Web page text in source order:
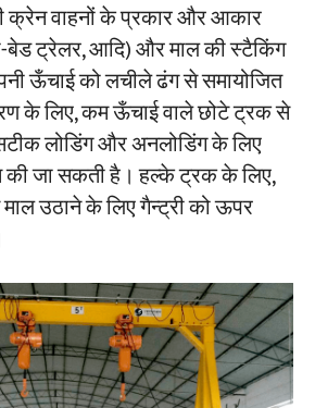
क्रेन वाहनों के प्रकार और आकार
ट्रेलर, आदि) और माल की स्टैकिंग
ऊँचाई को लचीले ढंग से समायोजित
के लिए, कम ऊँचाई वाले छोटे ट्रक से
लोडिंग और अनलोडिंग के लिए
की जा सकती है। हल्के ट्रक के लिए,
उठाने के लिए गैन्ट्री को ऊपर